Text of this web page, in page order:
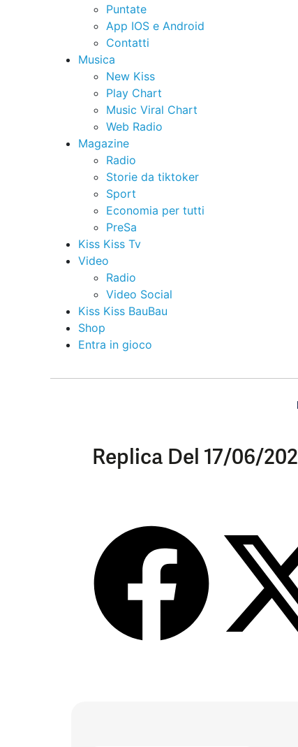
Puntate
App IOS e Android
Contatti
Musica
New Kiss
Play Chart
Music Viral Chart
Web Radio
Magazine
Radio
Storie da tiktoker
Sport
Economia per tutti
PreSa
Kiss Kiss Tv
Video
Radio
Video Social
Kiss Kiss BauBau
Shop
Entra in gioco
Replica Del 17/06/